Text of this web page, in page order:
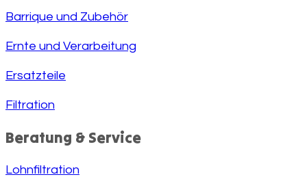
Barrique und Zubehör
Ernte und Verarbeitung
Ersatzteile
Filtration
Beratung & Service
Lohnfiltration